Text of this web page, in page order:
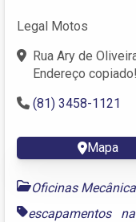
Legal Motos
Rua Ary de
Endereço copiado!
(81) 3458-1121
Mapa
Oficinas
escapamentos